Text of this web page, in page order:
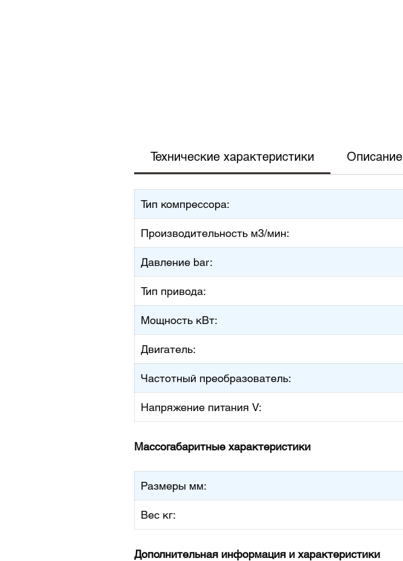
Технические характеристики Описание
Тип компрессора:
Производительность м3/мин:
Давление bar:
Тип привода:
Мощность кВт:
Двигатель:
Частотный преобразователь:
Напряжение питания V:
Массогабаритные характеристики
Размеры мм:
Вес кг:
Дополнительная информация и характеристики